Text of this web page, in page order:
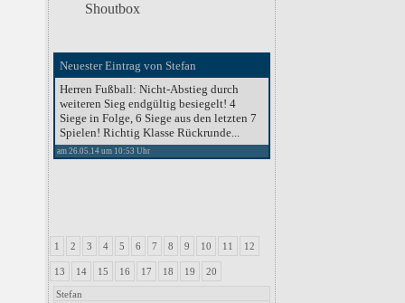
Shoutbox
Neuester Eintrag von Stefan
Herren Fußball: Nicht-Abstieg durch
weiteren Sieg endgültig besiegelt! 4
Siege in Folge, 6 Siege aus den letzten 7
Spielen! Richtig Klasse Rückrunde...
am 26.05.14 um 10:53 Uhr
1 2 3 4 5 6 7 8 9 10 11 12
13 14 15 16 17 18 19 20
Stefan